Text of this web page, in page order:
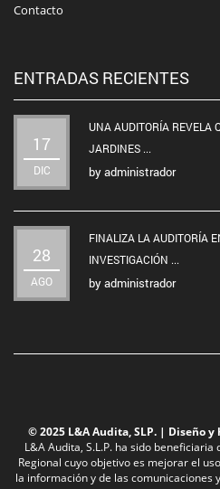
Contacto
ENTRADAS RECIENTES
17
DIC
UNA AUDITORÍA REVELA
JARDINES ...
byadministrador
28
AGO
FINALIZA LA AUDITORÍA
INVESTIGACIÓN ...
byadministrador
© 2025 L&A Audita, SLP. | Diseño y
L&A Audita, S.L.P. ha sido
Regional cuyo objetivo es mejorar el
la información y de las comunicaciones